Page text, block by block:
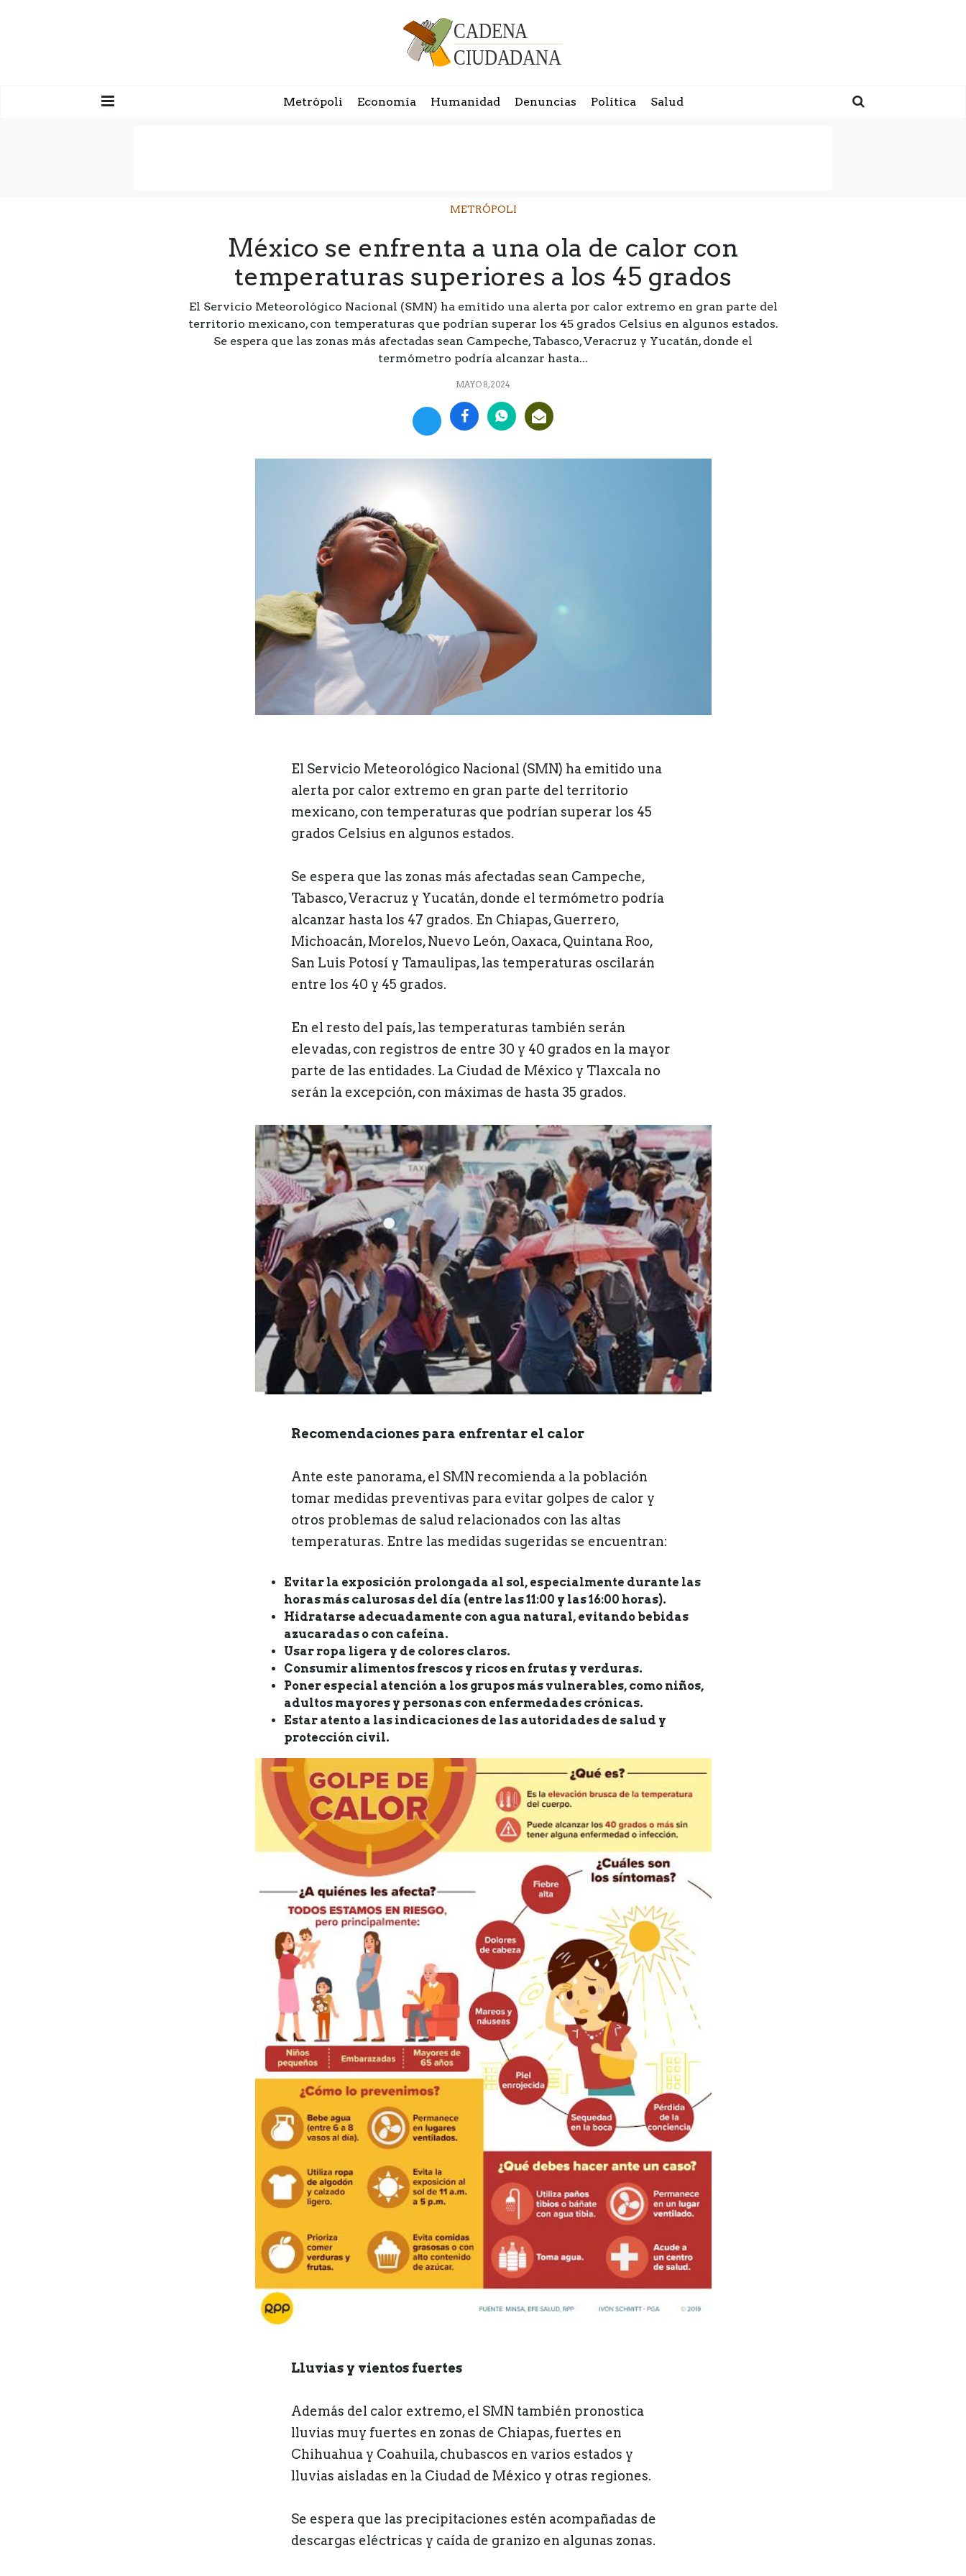
Metrópoli Economía Humanidad Denuncias Política Salud
METRÓPOLI
México se enfrenta a una ola de calor con
temperaturas superiores a los 45 grados
El Servicio Meteorológico Nacional (SMN) ha emitido una alerta por calor extremo en gran parte del
territorio mexicano, con temperaturas que podrían superar los 45 grados Celsius en algunos estados.
Se espera que las zonas más afectadas sean Campeche, Tabasco, Veracruz y Yucatán, donde el
termómetro podría alcanzar hasta...
MAYO 8, 2024
El Servicio Meteorológico Nacional (SMN) ha emitido una
alerta por calor extremo en gran parte del territorio
mexicano, con temperaturas que podrían superar los 45
grados Celsius en algunos estados.
Se espera que las zonas más afectadas sean Campeche,
Tabasco, Veracruz y Yucatán, donde el termómetro podría
alcanzar hasta los 47 grados. En Chiapas, Guerrero,
Michoacán, Morelos, Nuevo León, Oaxaca, Quintana Roo,
San Luis Potosí y Tamaulipas, las temperaturas oscilarán
entre los 40 y 45 grados.
En el resto del país, las temperaturas también serán
elevadas, con registros de entre 30 y 40 grados en la mayor
parte de las entidades. La Ciudad de México y Tlaxcala no
serán la excepción, con máximas de hasta 35 grados.
Recomendaciones para enfrentar el calor
Ante este panorama, el SMN recomienda a la población
tomar medidas preventivas para evitar golpes de calor y
otros problemas de salud relacionados con las altas
temperaturas. Entre las medidas sugeridas se encuentran:
Evitar la exposición prolongada al sol, especialmente durante las
horas más calurosas del día (entre las 11:00 y las 16:00 horas).
Hidratarse adecuadamente con agua natural, evitando bebidas
azucaradas o con cafeína.
Usar ropa ligera y de colores claros.
Consumir alimentos frescos y ricos en frutas y verduras.
Poner especial atención a los grupos más vulnerables, como niños,
adultos mayores y personas con enfermedades crónicas.
Estar atento a las indicaciones de las autoridades de salud y
protección civil.
Lluvias y vientos fuertes
Además del calor extremo, el SMN también pronostica
lluvias muy fuertes en zonas de Chiapas, fuertes en
Chihuahua y Coahuila, chubascos en varios estados y
lluvias aisladas en la Ciudad de México y otras regiones.
Se espera que las precipitaciones estén acompañadas de
descargas eléctricas y caída de granizo en algunas zonas.